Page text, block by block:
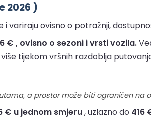
2026 )
i variraju ovisno o potražnji,
€ , ovisno o sezoni i vrsti vozila.
tijekom vršnih razdoblja
a prostor može biti ograničen na
€ u jednom smjeru, uzlazno do 416